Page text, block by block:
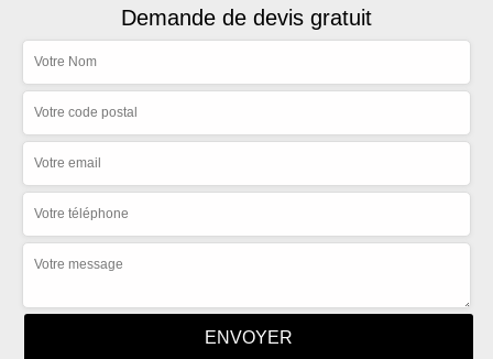
Demande de devis gratuit